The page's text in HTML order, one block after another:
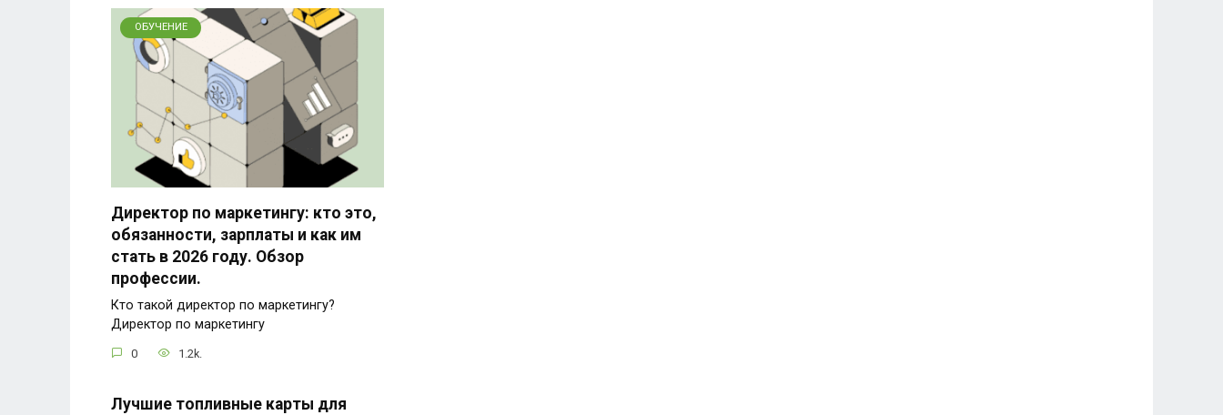
ОБУЧЕНИЕ
Директор по маркетингу: кто это,
обязанности, зарплаты и как им
стать в 2026 году. Обзор
профессии.
Кто такой директор по маркетингу?
Директор по маркетингу
0 1.2k.
Лучшие топливные карты для